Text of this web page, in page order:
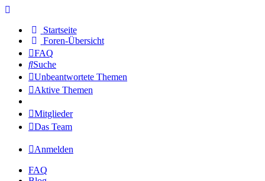
Startseite
Foren-Übersicht
FAQ
Suche
Unbeantwortete Themen
Aktive Themen
Mitglieder
Das Team
Anmelden
FAQ